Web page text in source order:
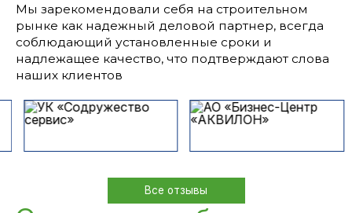
Мы зарекомендовали себя на строительном
рынке как надежный деловой партнер, всегда
соблюдающий установленные сроки и
надлежащее качество, что подтверждают слова
наших клиентов
Все отзывы